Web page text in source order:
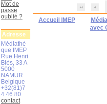
Accueil IMEP
avec
Mot de
passe
oublié ?
Adresse
Médiathè
que IMEP
Rue Henri
Blès, 33 A
5000
NAMUR
Belgique
+32(81)7
4.46.80.
contact